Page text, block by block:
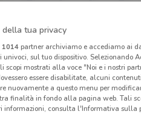
Caddy's
Scade il 18/08 4.2 km
della tua privacy
1014partner archiviamo e accediamo ai
sul tuo dispositivo. Selezionando
scopi mostrati alla voce "Noi e i nostri
essere disabilitate, alcuni
nuovamente a questo menu per
finalità in fondo alla pagina web. Tali
informazioni, consulta l'Informativa sulla